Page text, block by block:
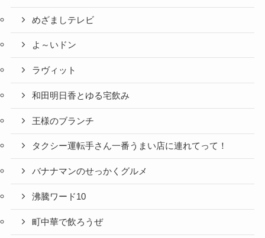
めざましテレビ
よ～いドン
ラヴィット
和田明日香とゆる宅飲み
王様のブランチ
タクシー運転手さん一番うまい店に連れてって！
バナナマンのせっかくグルメ
沸騰ワード10
町中華で飲ろうぜ